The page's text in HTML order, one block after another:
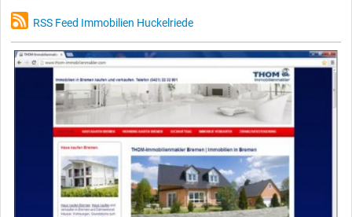
RSS Feed Immobilien Huckelriede